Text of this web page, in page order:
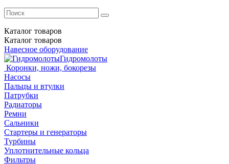
Каталог товаров
Каталог товаров
Навесное оборудование
Гидромолоты
Коронки, ножи, бокорезы
Насосы
Пальцы и втулки
Патрубки
Радиаторы
Ремни
Сальники
Стартеры и генераторы
Турбины
Уплотнительные кольца
Фильтры